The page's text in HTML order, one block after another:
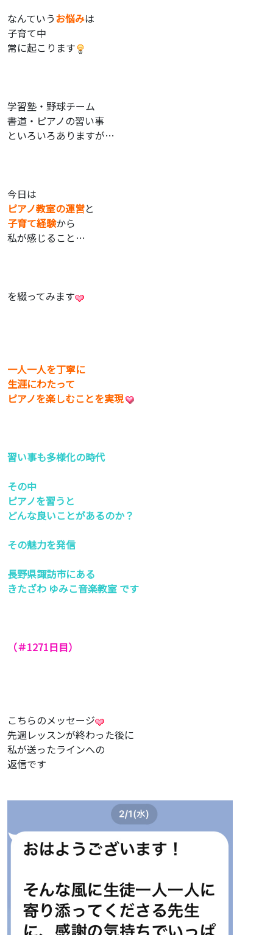
なんていうお悩みは
子育て中
常に起こります
学習塾・野球チーム
書道・ピアノの習い事
といろいろありますが…
今日は
ピアノ教室の運営と
子育て経験から
私が感じること…
を綴ってみます
一人一人を丁寧に
生涯にわたって
ピアノを楽しむことを実現
習い事も多様化の時代
その中
ピアノを習うと
どんな良いことがあるのか？
その魅力を発信
長野県諏訪市にある
きたざわ ゆみこ音楽教室 です
（＃1271日目）
こちらのメッセージ
先週レッスンが終わった後に
私が送ったラインへの
返信です